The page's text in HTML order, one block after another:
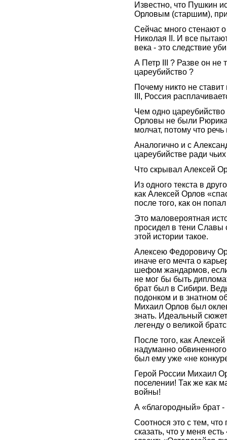
Известно, что Пушкин
Орловым (старшим),
Сейчас много стенают
Николая II. И все
века - это следствие
А Петр III ? Разве он не
цареубийство ?
Почему никто не
III, Россия
Чем одно цареубийство
Орловы не были
молчат, потому что
Аналогично и с
цареубийстве ради
Что скрывал Алексей
Из одного текста в
как Алексей Орлов
после того, как он
Это маловероятная
просидел в тени Славы
этой истории такое.
Алексею Федоровичу
иначе его мечта о
шефом жандармов, если
не мог бы быть
брат был в Сибири.
подонком и в знатном
Михаил Орлов был
знать. Идеальный
легенду о великой
После того, как
надуманно
был ему уже «не
Герой России Михаил
поселении! Так же как
войны!
А «благородный» брат -
Соотнося это с тем,
сказать, что у меня